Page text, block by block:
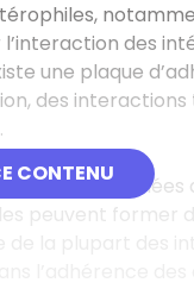
CONTENU
des
une plaque
des
formées
peuvent former